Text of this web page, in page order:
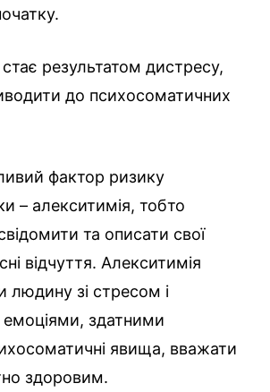
результатом дистресу,
до психосоматичних
фактор ризику
– алекситимія, тобто
та описати свої
відчуття. Алекситимія
зі стресом і
емоціями, здатними
явища, вважати
здоровим.